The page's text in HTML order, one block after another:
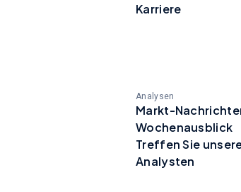
Karriere
Analysen
Markt-
Wochenausblick
Treffen Sie
Analysten